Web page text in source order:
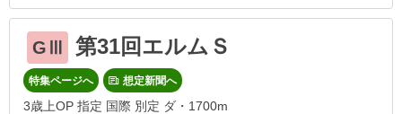
GⅢ 第31回エルムＳ
特集ページへ 想定新聞へ
3歳上OP 指定 国際 別定 ダ・1700m